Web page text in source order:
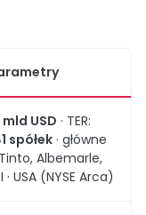
mld USD · TER:
spółek · główne
Albemarle,
USA (NYSE Arca)